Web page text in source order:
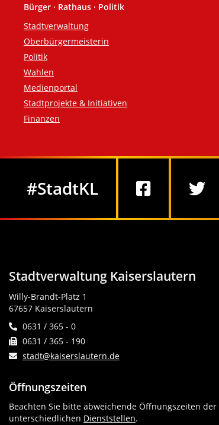
Fußzeile
Bürger · Rathaus · Politik
Stadtverwaltung
Oberbürgermeisterin
Politik
Wahlen
Medienportal
Stadtprojekte & Initiativen
Finanzen
#StadtKL
Stadtverwaltung Kaiserslautern
Willy-Brandt-Platz 1
67657 Kaiserslautern
0631 / 365 - 0
0631 / 365 - 190
stadt@kaiserslautern.de
Öffnungszeiten
Beachten Sie bitte abweichende Öffnungszeiten der
unterschiedlichen Dienststellen.